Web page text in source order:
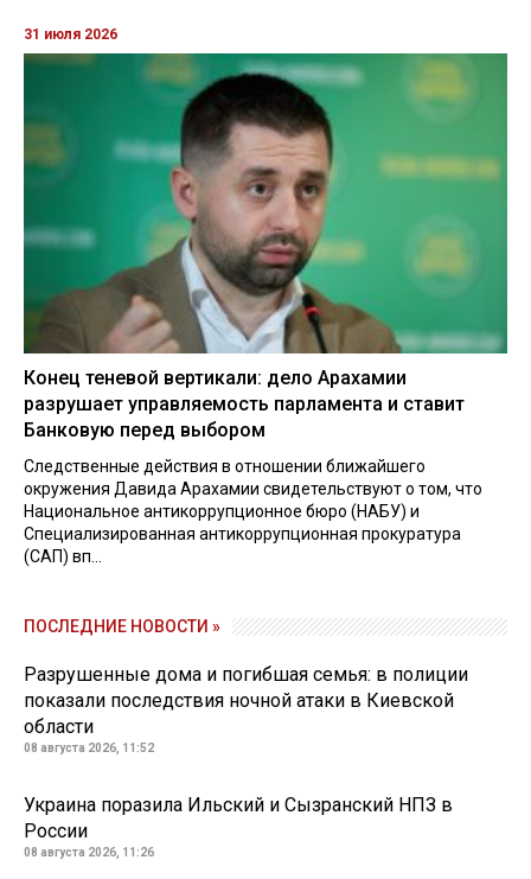
31 июля 2026
Конец теневой вертикали: дело Арахамии
разрушает управляемость парламента и ставит
Банковую перед выбором
Следственные действия в отношении ближайшего
окружения Давида Арахамии свидетельствуют о том, что
Национальное антикоррупционное бюро (НАБУ) и
Специализированная антикоррупционная прокуратура
(САП) вп...
ПОСЛЕДНИЕ НОВОСТИ »
Разрушенные дома и погибшая семья: в полиции
показали последствия ночной атаки в Киевской
области
08 августа 2026, 11:52
Украина поразила Ильский и Сызранский НПЗ в
России
08 августа 2026, 11:26